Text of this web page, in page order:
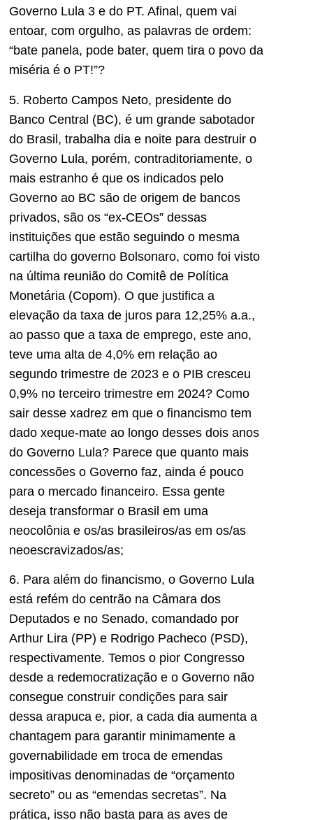
Governo Lula 3 e do PT. Afinal, quem vai
entoar, com orgulho, as palavras de ordem:
“bate panela, pode bater, quem tira o povo da
miséria é o PT!”?
5. Roberto Campos Neto, presidente do
Banco Central (BC), é um grande sabotador
do Brasil, trabalha dia e noite para destruir o
Governo Lula, porém, contraditoriamente, o
mais estranho é que os indicados pelo
Governo ao BC são de origem de bancos
privados, são os “ex-CEOs” dessas
instituições que estão seguindo o mesma
cartilha do governo Bolsonaro, como foi visto
na última reunião do Comitê de Política
Monetária (Copom). O que justifica a
elevação da taxa de juros para 12,25% a.a.,
ao passo que a taxa de emprego, este ano,
teve uma alta de 4,0% em relação ao
segundo trimestre de 2023 e o PIB cresceu
0,9% no terceiro trimestre em 2024? Como
sair desse xadrez em que o financismo tem
dado xeque-mate ao longo desses dois anos
do Governo Lula? Parece que quanto mais
concessões o Governo faz, ainda é pouco
para o mercado financeiro. Essa gente
deseja transformar o Brasil em uma
neocolônia e os/as brasileiros/as em os/as
neoescravizados/as;
6. Para além do financismo, o Governo Lula
está refém do centrão na Câmara dos
Deputados e no Senado, comandado por
Arthur Lira (PP) e Rodrigo Pacheco (PSD),
respectivamente. Temos o pior Congresso
desde a redemocratização e o Governo não
consegue construir condições para sair
dessa arapuca e, pior, a cada dia aumenta a
chantagem para garantir minimamente a
governabilidade em troca de emendas
impositivas denominadas de “orçamento
secreto” ou as “emendas secretas”. Na
prática, isso não basta para as aves de